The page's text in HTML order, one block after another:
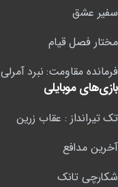
سفیر عشق
مختار فصل قیام
فرمانده مقاومت: نبرد آمرلی
بازی‌های موبایلی
تک تیرانداز : عقاب زرین
آخرین مدافع
شکارچی تانک